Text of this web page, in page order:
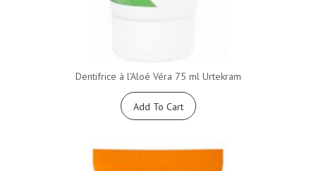
Dentifrice à l'Aloé Véra 75 ml Urtekram
Add To Cart